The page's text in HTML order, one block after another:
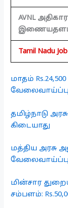
AVNL
Tamil Nadu
மாதம்
வேலைவாய்ப்பு
தமிழ்நாடு
கிடையாது
மத்திய அரசு
வேலைவாய்ப்பு!
மின்சார
சம்பளம்: